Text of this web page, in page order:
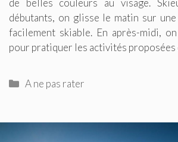
débutants, on glisse le matin sur
facilement skiable. En après-midi,
pour pratiquer les activités proposées
Catégories
A ne pas rater